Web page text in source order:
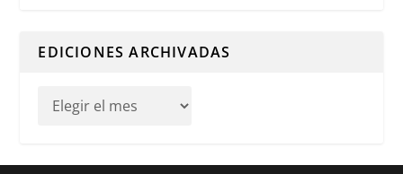
EDICIONES ARCHIVADAS